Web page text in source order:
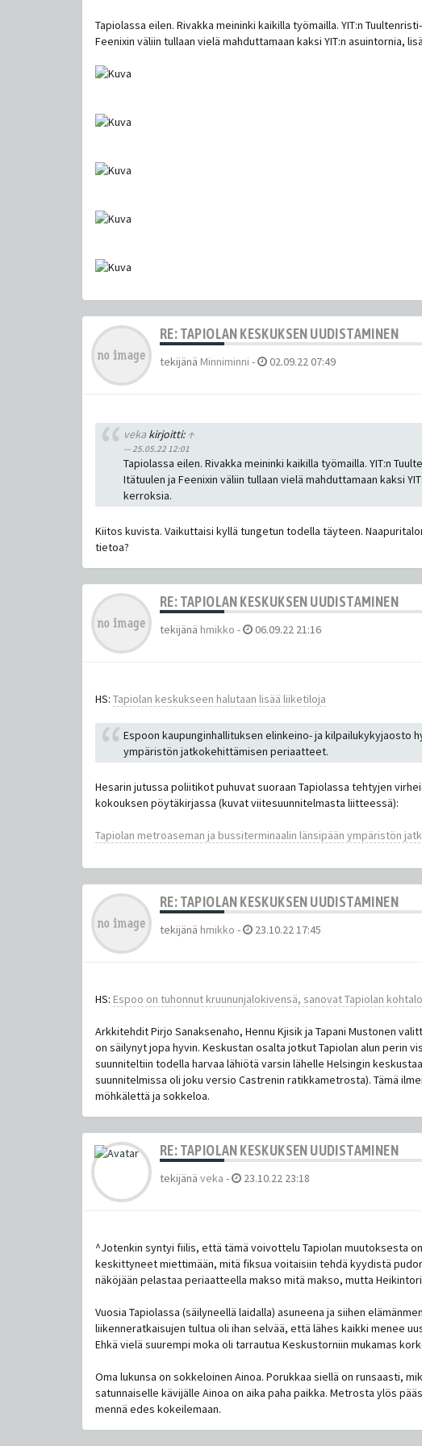
Tapiolassa eilen. Rivakka meininki kaikilla työmailla. YIT:n
Feenixin väliin tullaan vielä mahduttamaan kaksi YIT:n asuintornia,
RE: TAPIOLAN KESKUKSEN UUDISTAMINEN
tekijänä Minniminni - 02.09.22 07:49
veka kirjoitti:↑
25.05.22 12:01
Tapiolassa eilen. Rivakka meininki kaikilla työmailla. YIT:n
Itätuulen ja Feenixin väliin tullaan vielä mahduttamaan kaksi
kerroksia.
Kiitos kuvista. Vaikuttaisi kyllä tungetun todella täyteen.
tietoa?
RE: TAPIOLAN KESKUKSEN UUDISTAMINEN
tekijänä hmikko - 06.09.22 21:16
HS: Tapiolan keskukseen halutaan lisää liiketiloja
Espoon kaupunginhallituksen elinkeino- ja kilpailukykyjaosto
ympäristön jatkokehittämisen periaatteet.
Hesarin jutussa poliitikot puhuvat suoraan Tapiolassa tehtyjen
kokouksen pöytäkirjassa (kuvat viitesuunnitelmasta liitteessä):
Tapiolan metroaseman ja bussiterminaalin länsipään ympäristön
RE: TAPIOLAN KESKUKSEN UUDISTAMINEN
tekijänä hmikko - 23.10.22 17:45
HS: Espoo on tuhonnut kruunun­jalokivensä, sanovat Tapiolan
Arkkitehdit Pirjo Sanaksenaho, Hennu Kjisik ja Tapani Mustonen
on säilynyt jopa hyvin. Keskustan osalta jotkut Tapiolan alun perin
suunniteltiin todella harvaa lähiötä varsin lähelle Helsingin
suunnitelmissa oli joku versio Castrenin ratikkametrosta). Tämä
möhkälettä ja sokkeloa.
RE: TAPIOLAN KESKUKSEN UUDISTAMINEN
tekijänä veka - 23.10.22 23:18
^Jotenkin syntyi fiilis, että tämä voivottelu Tapiolan muutoksesta
keskittyneet miettimään, mitä fiksua voitaisiin tehdä kyydistä
näköjään pelastaa periaatteella makso mitä makso, mutta
Vuosia Tapiolassa (säilyneellä laidalla) asuneena ja siihen
liikenneratkaisujen tultua oli ihan selvää, että lähes kaikki menee
Ehkä vielä suurempi moka oli tarrautua Keskustorniin mukamas
Oma lukunsa on sokkeloinen Ainoa. Porukkaa siellä on runsaasti,
satunnaiselle kävijälle Ainoa on aika paha paikka. Metrosta ylös
mennä edes kokeilemaan.